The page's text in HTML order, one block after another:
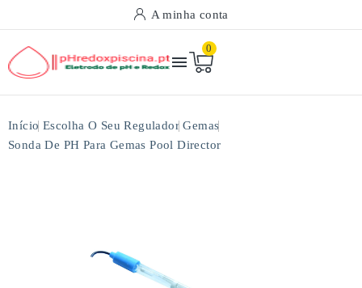
A minha conta

0
Início Escolha O Seu Regulador Gemas
Sonda De PH Para Gemas Pool Director